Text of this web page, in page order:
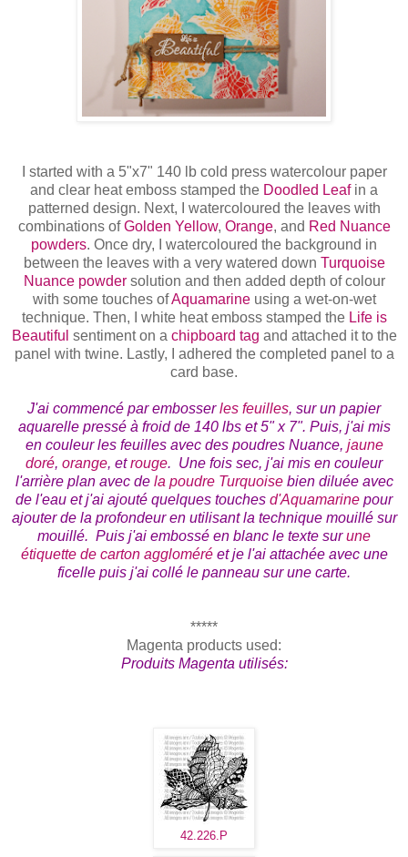
I started with a 5"x7" 140 lb cold press watercolour paper
and clear heat emboss stamped the Doodled Leafin a
patterned design. Next, I watercoloured the leaves with
combinations ofGolden Yellow, Orange, and Red Nuance
powders. Once dry, I watercoloured the background in
between the leaves with a very watered down Turquoise
Nuance powdersolution and then added depth of colour
with some touches ofAquamarineusing a wet-on-wet
technique. Then, I white heat emboss stamped the Life is
Beautiful sentiment on a chipboard tag and attached it to the
panel with twine. Lastly, I adhered the completed panel to a
card base.
J'ai commencé par embosserles feuilles, sur un papier
aquarelle pressé à froid de 140 lbs et 5" x 7". Puis, j'ai mis
en couleur les feuilles avec des poudres Nuance, jaune
doré, orange, etrouge. Une fois sec, j'ai mis en couleur
l'arrière plan avec de la poudre Turquoisebien diluée avec
de l'eau et j'ai ajouté quelques touches d'Aquamarine pour
ajouter de la profondeur en utilisant la technique mouillé sur
mouillé. Puis j'ai embossé en blanc le texte surune
étiquette de carton aggloméréet je l'ai attachée avec une
ficelle puis j'ai collé le panneau sur une carte.
*****
Magenta products used:
Produits Magenta utilisés:
42.226.P